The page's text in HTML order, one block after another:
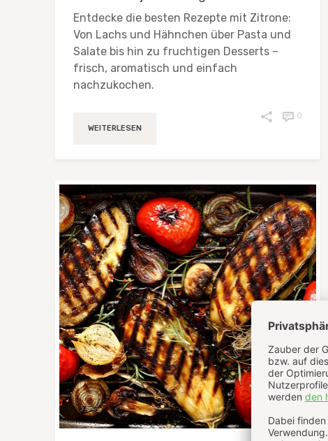
Entdecke die besten Rezepte mit Zitrone:
Von Lachs und Hähnchen über Pasta und
Salate bis hin zu fruchtigen Desserts –
frisch, aromatisch und einfach
nachzukochen.
WEITERLESEN
0